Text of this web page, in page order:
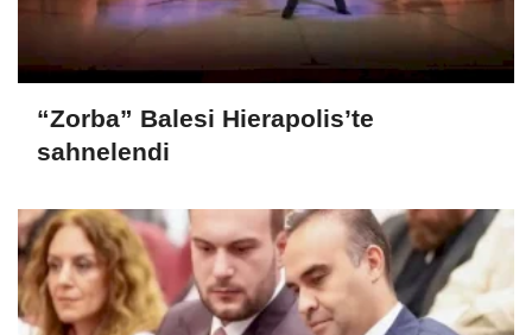
“Zorba” Balesi Hierapolis’te
sahnelendi